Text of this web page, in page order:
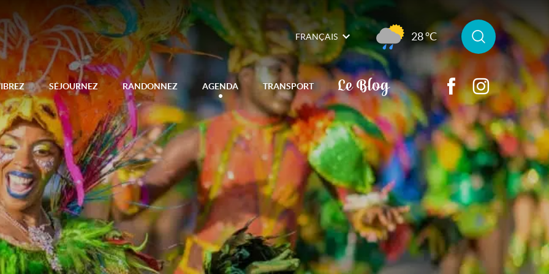
SÉJOURNEZ RANDONNEZ AGENDA TRANSPORT Le Blog
FRANÇAIS 28 °C